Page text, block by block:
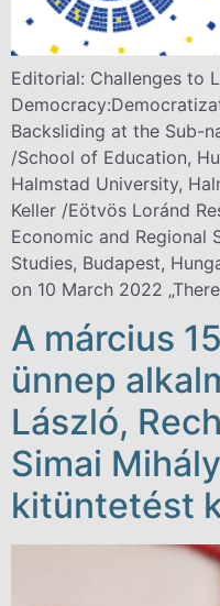
Editorial: Challenges to
Backsliding at the Sub-
/School of Education,
Halmstad University,
Keller /Eötvös Loránd
Economic and Regional
Studies, Budapest,
on 10 March 2022
A március
ünnep
László,
Simai
kitüntetést